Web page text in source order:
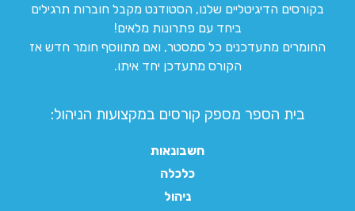
בקורסים הדיגיטליים שלנו, הסטודנט מקבל חוברות תרגילים
ביחד עם פתרונות מלאים!
החומרים מתעדכנים כל סמסטר, ואם מתווסף חומר חדש אז
הקורס מתעדכן יחד איתו.
בית הספר מספק קורסים במקצועות הניהול:
חשבונאות
כלכלה
ניהול